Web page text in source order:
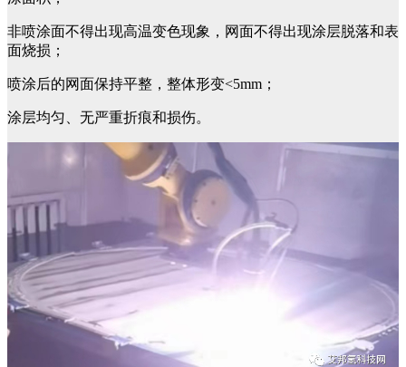
非喷涂面不得出现高温变色现象，网面不得出现涂层脱落和表
面烧损；
喷涂后的网面保持平整，整体形变<5mm；
涂层均匀、无严重折痕和损伤。